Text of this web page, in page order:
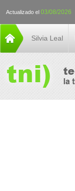
Actualizado el 03/08/2026
Silvia Leal